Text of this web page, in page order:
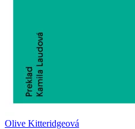
Olive Kitteridgeová